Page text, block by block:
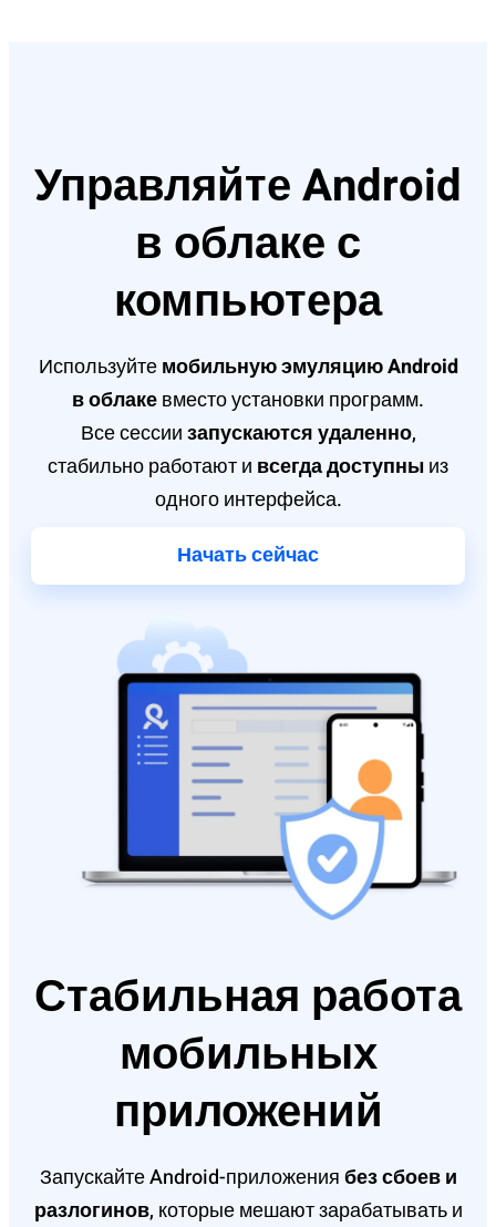
Управляйте Android
в облаке с
компьютера
Используйтемобильную эмуляцию Android
в облакевместо установки программ.
Все сессиизапускаются удаленно,
стабильно работают и всегда доступныиз
одного интерфейса.
Начать сейчас
Стабильная работа
мобильных
приложений
Запускайте Android-приложениябез сбоев и
разлогинов, которые мешают зарабатывать и